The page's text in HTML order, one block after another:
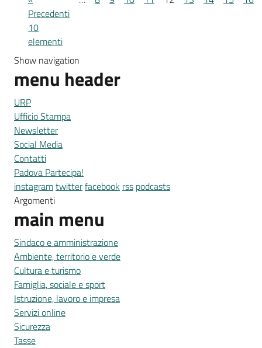
Precedenti
10
elementi
Show navigation
menu header
URP
Ufficio Stampa
Newsletter
Social Media
Contatti
Padova Partecipa!
instagramtwitterfacebook rss podcasts
Argomenti
main menu
Sindaco e amministrazione
Ambiente, territorio e verde
Cultura e turismo
Famiglia, sociale e sport
Istruzione, lavoro e impresa
Servizi online
Sicurezza
Tasse